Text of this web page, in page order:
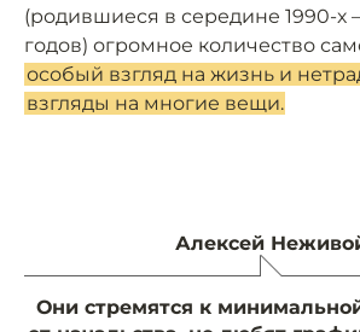
(родившиеся в середине 1990-х
годов) огромное количество
особый взгляд на жизнь и
взгляды на многие вещи.
Алексей
Они стремятся к